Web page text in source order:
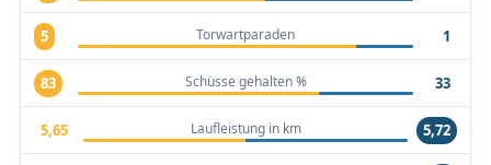
5 Torwartparaden 1
83 Schüsse gehalten % 33
5,65 Laufleistung in km 5,72